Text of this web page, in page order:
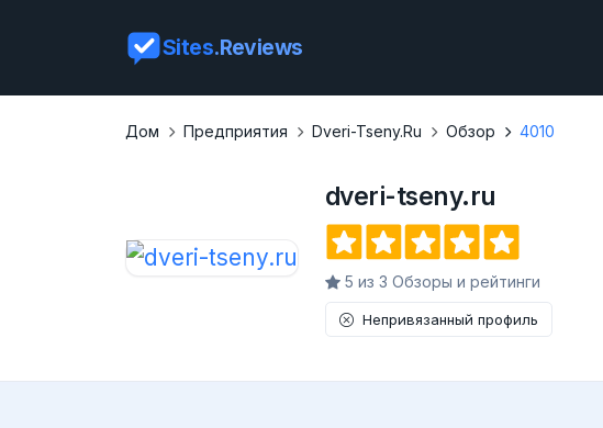
Sites.Reviews
Дом Предприятия Dveri-Tseny.ru Обзор 4010
dveri-tseny.ru
5 из 3 Обзоры и рейтинги
Непривязанный профиль